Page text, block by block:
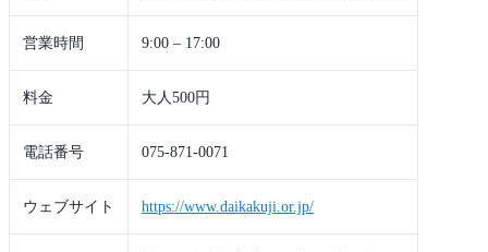
営業時間 9:00 – 17:00
料金 大人500円
電話番号 075-871-0071
ウェブサイト https://www.daikakuji.or.jp/